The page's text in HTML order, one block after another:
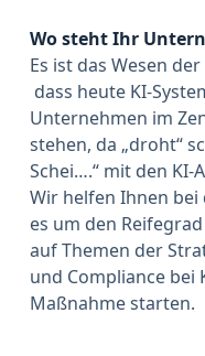
Wo steht Ihr
Es ist das Wesen
dass heute KI-
Unternehmen im
stehen, da „droht“
Schei….“ mit den KI-
Wir helfen Ihnen
es um den
auf Themen der
und Compliance bei
Maßnahme starten.